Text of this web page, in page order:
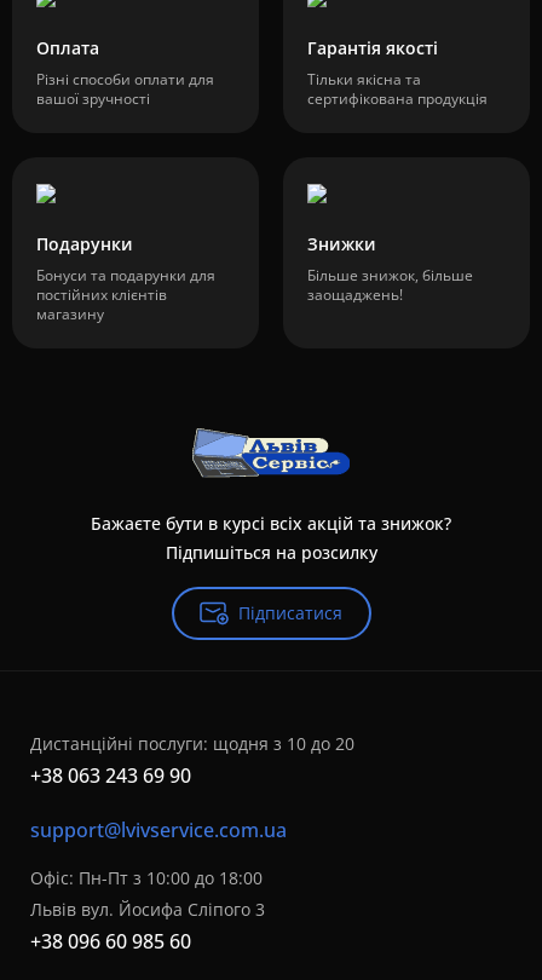
Оплата
Різні способи оплати для
вашої зручності
Гарантія якості
Тільки якісна та
сертифікована продукція
Подарунки
Бонуси та подарунки для
постійних клієнтів
магазину
Знижки
Більше знижок, більше
заощаджень!
Бажаєте бути в курсі всіх акцій та знижок?
Підпишіться на розсилку
Підписатися
Дистанційні послуги: щодня з 10 до 20
+38 063 243 69 90
support@lvivservice.com.ua
Офіс: Пн-Пт з 10:00 до 18:00
Львів вул. Йосифа Сліпого 3
+38 096 60 985 60